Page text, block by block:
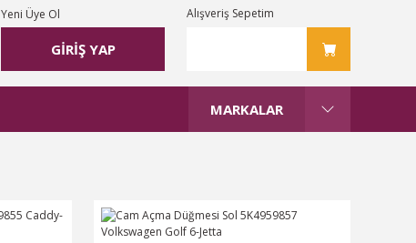
GİRİŞ YAP
Yeni Üye Ol Alışveriş Sepetim
MARKALAR